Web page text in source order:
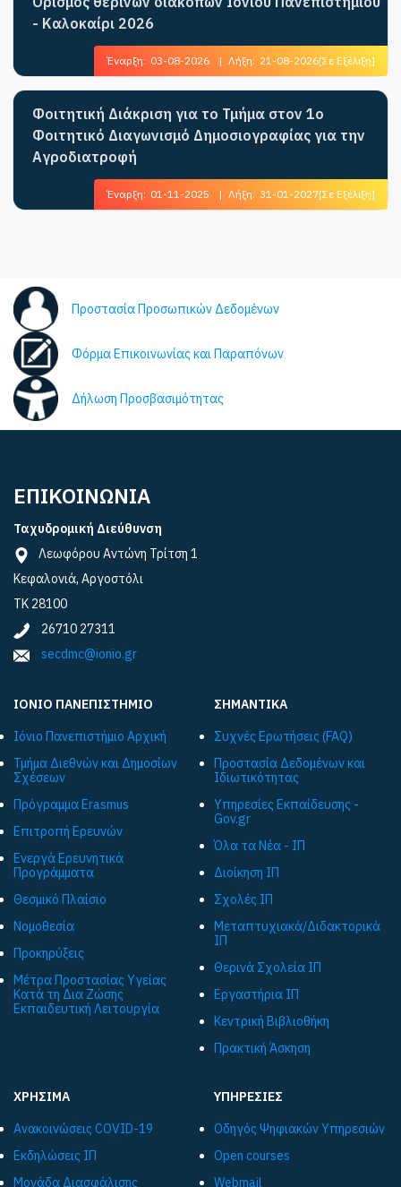
- Καλοκαίρι 2026
Έναρξη: 03-08-2026 | Λήξη: 21-08-2026[Σε Εξέλιξη]
Φοιτητική Διάκριση για το Τμήμα στον 1ο
Φοιτητικό Διαγωνισμό Δημοσιογραφίας για την
Αγροδιατροφή
Έναρξη: 01-11-2025 | Λήξη: 31-01-2027[Σε Εξέλιξη]
Προστασία Προσωπικών Δεδομένων
Φόρμα Επικοινωνίας και Παραπόνων
Δήλωση Προσβασιμότητας
ΕΠΙΚΟΙΝΩΝΙΑ
Ταχυδρομική Διεύθυνση
Λεωφόρου Αντώνη Τρίτση 1
Κεφαλονιά, Αργοστόλι
ΤΚ 28100
26710 27311
secdmc@ionio.gr
ΙΟΝΙΟ ΠΑΝΕΠΙΣΤΗΜΙΟ
Ιόνιο Πανεπιστήμιο Αρχική
Τμήμα Διεθνών και Δημοσίων
Σχέσεων
Πρόγραμμα Εrasmus
Επιτροπή Ερευνών
Ενεργά Ερευνητικά
Προγράμματα
Θεσμικό Πλαίσιο
Νομοθεσία
Προκηρύξεις
Μέτρα Προστασίας Υγείας
Κατά τη Δια Ζώσης
Εκπαιδευτική Λειτουργία
ΣΗΜΑΝΤΙΚΑ
Συχνές Ερωτήσεις (FAQ)
Προστασία Δεδομένων και
Ιδιωτικότητας
Υπηρεσίες Εκπαίδευσης -
Gov.gr
Όλα τα Νέα - ΙΠ
Διοίκηση ΙΠ
Σχολές ΙΠ
Μεταπτυχιακά/Διδακτορικά
ΙΠ
Θερινά Σχολεία ΙΠ
Εργαστήρια ΙΠ
Κεντρική Βιβλιοθήκη
Πρακτική Άσκηση
ΧΡΗΣΙΜΑ
Ανακοινώσεις COVID-19
Εκδηλώσεις ΙΠ
Μονάδα Διασφάλισης
ΥΠΗΡΕΣΙΕΣ
Οδηγός Ψηφιακών Υπηρεσιών
Open courses
Webmail